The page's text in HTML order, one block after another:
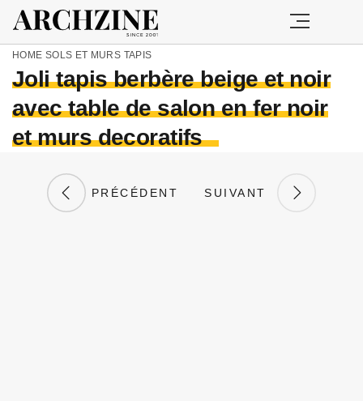
HOME SOLS ET MURS TAPIS
Joli tapis berbère beige et noir
avec table de salon en fer noir
et murs decoratifs
PRÉCÉDENT SUIVANT